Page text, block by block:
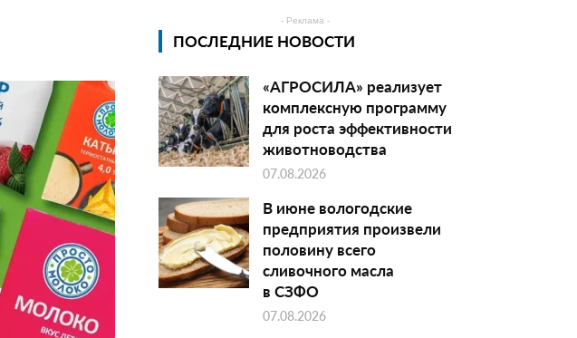
- Реклама -
ПОСЛЕДНИЕ НОВОСТИ
«АГРОСИЛА» реализует
комплексную программу
для роста эффективности
животноводства
07.08.2026
В июне вологодские
предприятия произвели
половину всего
сливочного масла
в СЗФО
07.08.2026